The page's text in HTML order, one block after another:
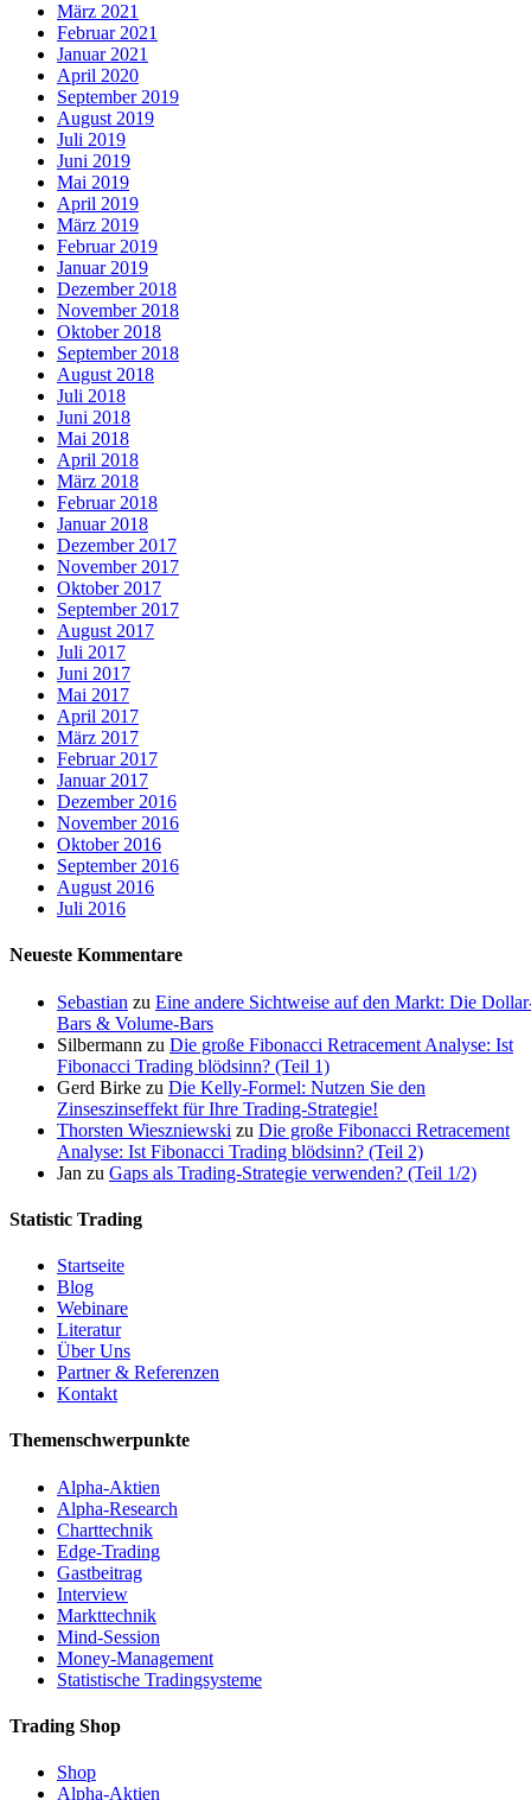
März 2021
Februar 2021
Januar 2021
April 2020
September 2019
August 2019
Juli 2019
Juni 2019
Mai 2019
April 2019
März 2019
Februar 2019
Januar 2019
Dezember 2018
November 2018
Oktober 2018
September 2018
August 2018
Juli 2018
Juni 2018
Mai 2018
April 2018
März 2018
Februar 2018
Januar 2018
Dezember 2017
November 2017
Oktober 2017
September 2017
August 2017
Juli 2017
Juni 2017
Mai 2017
April 2017
März 2017
Februar 2017
Januar 2017
Dezember 2016
November 2016
Oktober 2016
September 2016
August 2016
Juli 2016
Neueste Kommentare
Sebastian zu Eine andere Sichtweise auf den Markt: Die
Bars & Volume-Bars
Silbermann zu Die große Fibonacci Retracement Analyse: Ist
Fibonacci Trading blödsinn? (Teil 1)
Gerd Birke zu Die Kelly-Formel: Nutzen Sie den
Zinseszinseffekt für Ihre Trading-Strategie!
Thorsten Wieszniewski zu Die große Fibonacci Retracement
Analyse: Ist Fibonacci Trading blödsinn? (Teil 2)
Jan zu Gaps als Trading-Strategie verwenden? (Teil 1/2)
Statistic Trading
Startseite
Blog
Webinare
Literatur
Über Uns
Partner & Referenzen
Kontakt
Themenschwerpunkte
Alpha-Aktien
Alpha-Research
Charttechnik
Edge-Trading
Gastbeitrag
Interview
Markttechnik
Mind-Session
Money-Management
Statistische Tradingsysteme
Trading Shop
Shop
Alpha-Aktien